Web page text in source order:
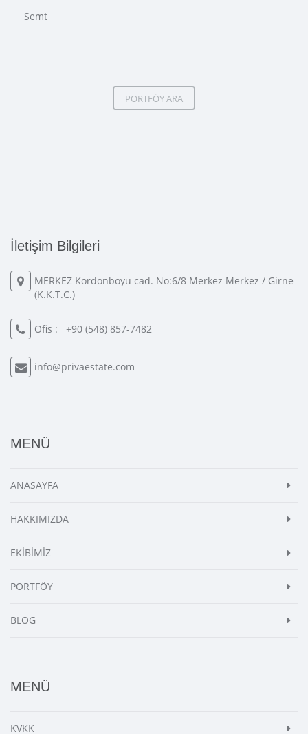
PORTFÖY ARA
İletişim Bilgileri
MERKEZ Kordonboyu cad. No:6/8 Merkez Merkez / Girne
(K.K.T.C.)
Ofis : +90 (548) 857-7482
info@privaestate.com
MENÜ
ANASAYFA
HAKKIMIZDA
EKİBİMİZ
PORTFÖY
BLOG
MENÜ
KVKK